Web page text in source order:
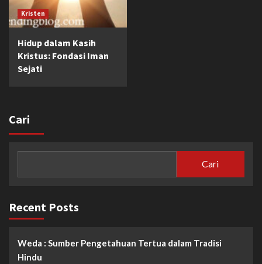
Kristen
Hidup dalam Kasih
Kristus: Fondasi Iman
Sejati
Cari
Cari
Recent Posts
Weda : Sumber Pengetahuan Tertua dalam Tradisi
Hindu